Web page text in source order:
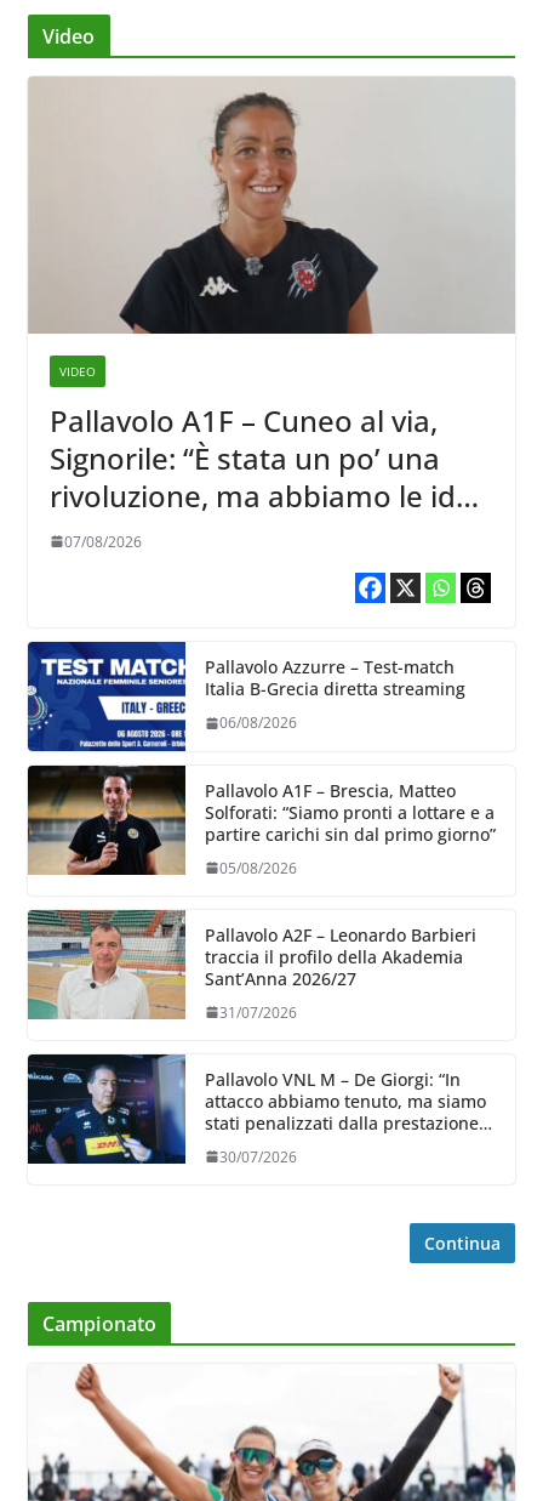
Video
VIDEO
Pallavolo A1F – Cuneo al via,
Signorile: “È stata un po’ una
rivoluzione, ma abbiamo le idee
chiare siu cosa vogliamo fare”
07/08/2026
Pallavolo Azzurre – Test-match
Italia B-Grecia diretta streaming
06/08/2026
Pallavolo A1F – Brescia, Matteo
Solforati: “Siamo pronti a lottare e a
partire carichi sin dal primo giorno”
05/08/2026
Pallavolo A2F – Leonardo Barbieri
traccia il profilo della Akademia
Sant’Anna 2026/27
31/07/2026
Pallavolo VNL M – De Giorgi: “In
attacco abbiamo tenuto, ma siamo
stati penalizzati dalla prestazione
in ricezione, è la prima volta”
30/07/2026
Continua
Campionato